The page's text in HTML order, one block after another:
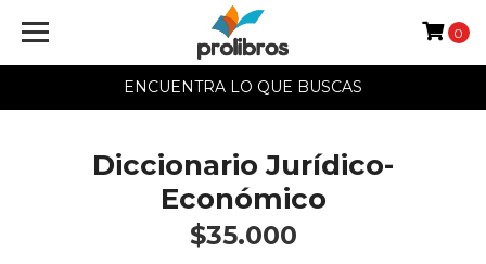
ENCUENTRA LO QUE BUSCAS
0
Diccionario Jurídico-
Económico
$35.000